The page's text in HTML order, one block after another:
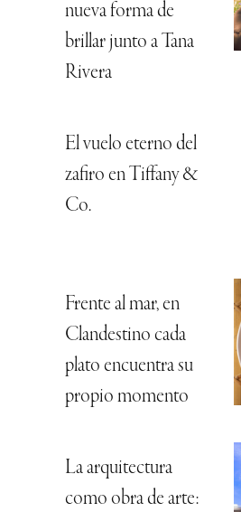
nueva forma de
brillar junto a Tana
Rivera
El vuelo eterno del
zafiro en Tiffany &
Co.
Frente al mar, en
Clandestino cada
plato encuentra su
propio momento
La arquitectura
como obra de arte: